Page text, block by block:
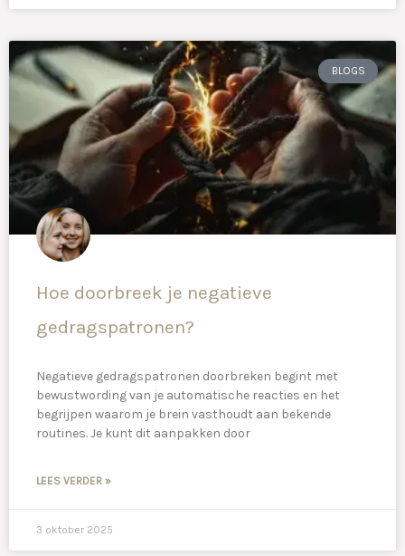
BLOGS
Hoe doorbreek je negatieve
gedragspatronen?
Negatieve gedragspatronen doorbreken begint met
bewustwording van je automatische reacties en het
begrijpen waarom je brein vasthoudt aan bekende
routines. Je kunt dit aanpakken door
LEES VERDER »
3 oktober 2025